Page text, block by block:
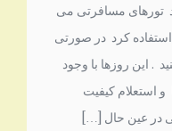
تورهای مسافرتی می
کرد در صورتی
. این روزها با وجود
استعلام کیفیت
در عین حال […]